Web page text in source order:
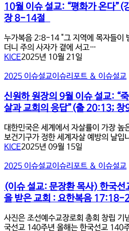
(로
마
서
7
장
17-
8
장
2
절)
영
적
망
을
찾
여
(로
마
서
5
장
3~5
절),
하
진
호
목
사
이
이
슈
설
교:
“평
화
가
온
다”(강
영
롱
목
누
가
복
2
8-
14
10월 이슈 설교: “평화가 온다”(
장 8-14절
누가복음 2:8-14 "그 지역에 목자들이
더니 주의 사자가 곁에 서고…
KICE2025년 10월 21일
신
하
원
장
의
9
월
이
슈
설
교:
“죽
음
넘
2025 이슈설교이슈리포트 & 이슈설교
신원하 원장의 9월 이슈 설교: “
살과 교회의 응답”(출 20:13;
대한민국은 세계에서 자살률이 가장 높
보건기구가 정한 세계자살 예방의 날입
KICE2025년 09월 15일
(이
설
교:
문
장
환
2025 이슈설교이슈리포트 & 이슈설교
(이슈 설교: 문장환 목사) 한국
을 받은 교회 : 요한복음
사진은 조선예수교장로회 총회 창립
국선교 140주년 올해는 한국선교 140